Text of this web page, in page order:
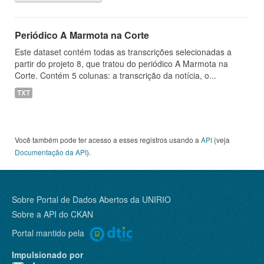
Periódico A Marmota na Corte
Este dataset contém todas as transcrições selecionadas a
partir do projeto 8, que tratou do periódico A Marmota na
Corte. Contém 5 colunas: a transcrição da notícia, o...
TXT
Você também pode ter acesso a esses registros usando a API (veja
Documentação da API).
Sobre Portal de Dados Abertos da UNIRIO
Sobre a API do CKAN
Portal mantido pela
Impulsionado por